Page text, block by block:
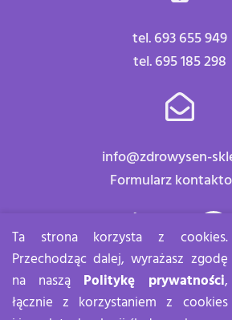
tel. 693 655 949
tel. 695 185 298
info@zdrowysen-
Formularz
Znajdź nas:
Zdrowy sen Copyright
Ta strona korzysta z cookies.
Przechodząc dalej, wyrażasz zgodę
na naszą Politykę prywatności,
łącznie z korzystaniem z cookies